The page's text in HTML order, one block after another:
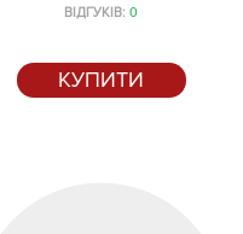
ВІДГУКІВ:0
КУПИТИ